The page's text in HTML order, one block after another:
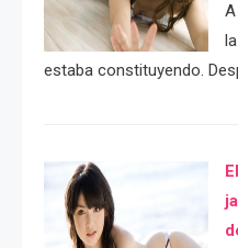
estaba constituyendo.